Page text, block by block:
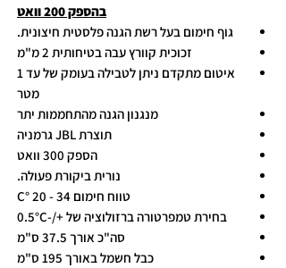
בהספק 200 וואט
גוף חימום בעל רשת הגנה פלסטית חיצונית.
זכוכית קוורץ עבה בטיחותית 2 מ"מ
איטום מתקדם ניתן לטבילה בעומק של עד 1
מטר
מנגנון הגנה מהתחממות יתר
תוצרת JBL גרמניה
הספק 300 וואט
נורית ביקורת פעולה.
טווח חימום C° 20 - 34
בחירת טמפרטורה ברזולוציה של +/-0.5°C
סה"כ אורך 37.5 ס"מ
כבל חשמל באורך 195 ס"מ